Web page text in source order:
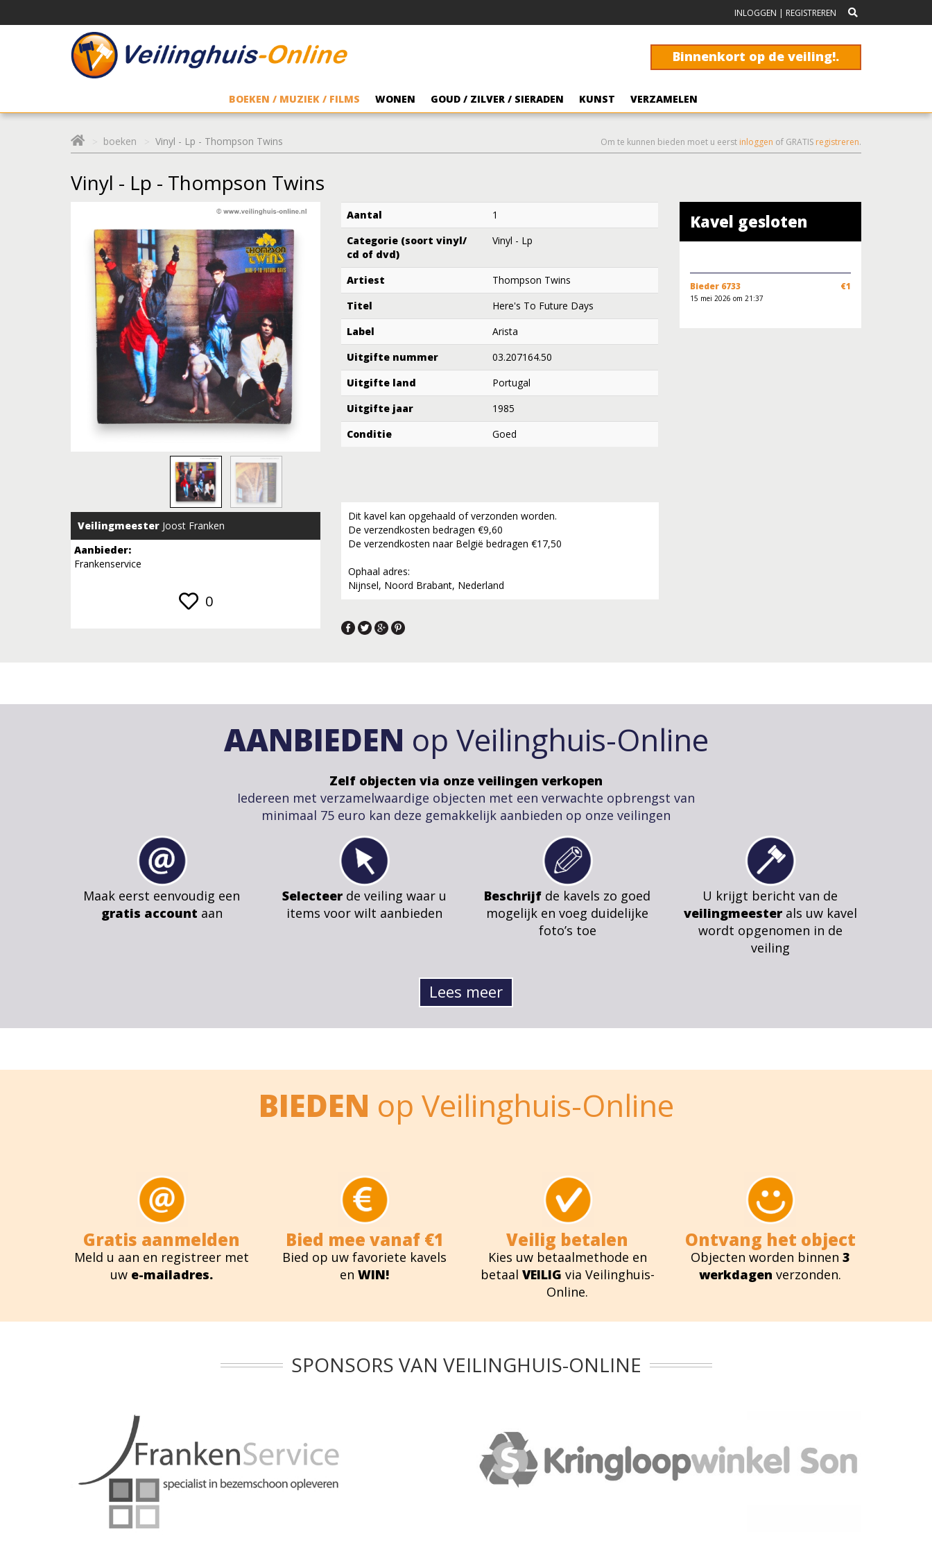
INLOGGEN | REGISTREREN
Binnenkort op de veiling!.
BOEKEN / MUZIEK / FILMS WONEN GOUD / ZILVER / SIERADEN KUNST VERZAMELEN
boeken Vinyl - Lp - Thompson Twins Om te kunnen bieden moet u eerst inloggen of GRATIS registreren.
Vinyl - Lp - Thompson Twins
Veilingmeester Joost Franken
Aanbieder:
Frankenservice
0
Aantal
1
Categorie (soort vinyl/
cd of dvd)
Vinyl - Lp
Artiest
Thompson Twins
Titel
Here's To Future Days
Label
Arista
Uitgifte nummer
03.207164.50
Uitgifte land
Portugal
Uitgifte jaar
1985
Conditie
Goed
Dit kavel kan opgehaald of verzonden worden.
De verzendkosten bedragen €9,60
De verzendkosten naar België bedragen €17,50
Ophaal adres:
Nijnsel, Noord Brabant, Nederland
Kavel gesloten
Bieder 6733 €1
15 mei 2026 om 21:37
AANBIEDEN op Veilinghuis-Online
Zelf objecten via onze veilingen verkopen
Iedereen met verzamelwaardige objecten met een verwachte opbrengst van
minimaal 75 euro kan deze gemakkelijk aanbieden op onze veilingen
Maak eerst eenvoudig een
gratis account aan
Selecteer de veiling waar u
items voor wilt aanbieden
Beschrijf de kavels zo goed
mogelijk en voeg duidelijke
foto’s toe
U krijgt bericht van de
veilingmeesterals uw kavel
wordt opgenomen in de
veiling
Lees meer
BIEDEN op Veilinghuis-Online
Gratis aanmelden
Meld u aan en registreer met
uw e-mailadres.
Bied mee vanaf €1
Bied op uw favoriete kavels
enWIN!
Veilig betalen
Kies uw betaalmethode en
betaal VEILIG via Veilinghuis-
Online.
Ontvang het object
Objecten worden binnen 3
werkdagen verzonden.
SPONSORS VAN VEILINGHUIS-ONLINE